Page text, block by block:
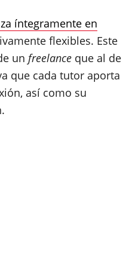
íntegramente en
flexibles. Este
un freelance que al de
que cada tutor aporta
así como su